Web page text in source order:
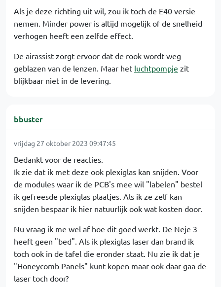
Als je deze richting uit wil, zou ik toch de E40 versie
nemen. Minder power is altijd mogelijk of de snelheid
verhogen heeft een zelfde effect.
De airassist zorgt ervoor dat de rook wordt weg
geblazen van de lenzen. Maar het luchtpompje zit
blijkbaar niet in de levering.
bbuster
vrijdag 27 oktober 2023 09:47:45
Bedankt voor de reacties.
Ik zie dat ik met deze ook plexiglas kan snijden. Voor
de modules waar ik de PCB's mee wil "labelen" bestel
ik gefreesde plexiglas plaatjes. Als ik ze zelf kan
snijden bespaar ik hier natuurlijk ook wat kosten door.
Nu vraag ik me wel af hoe dit goed werkt. De Neje 3
heeft geen "bed". Als ik plexiglas laser dan brand ik
toch ook in de tafel die eronder staat. Nu zie ik dat je
"Honeycomb Panels" kunt kopen maar ook daar gaa de
laser toch door?